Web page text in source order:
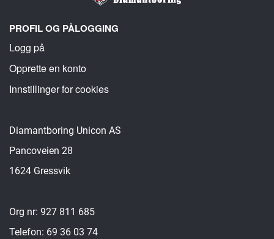
PROFIL OG PÅLOGGING
Logg på
Opprette en konto
Innstillinger for cookies
Diamantboring Unicon AS
Pancoveien 28
1624 Gressvik
Org nr: 927 811 685
Telefon: 69 36 03 74